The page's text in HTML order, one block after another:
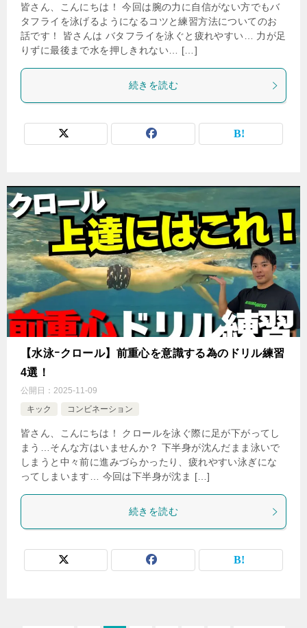
皆さん、こんにちは！ 今回は腕の力に自信がない方でもバ
タフライを泳げるようになるコツと練習方法についてのお
話です！ 皆さんは バタフライを泳ぐと疲れやすい… 力が足
りずに最後まで水を押しきれない… […]
続きを読む
【水泳ｰクロール】前重心を意識する為のドリル練習
4選！
公開日： 2025-11-09
キック
コンビネーション
皆さん、こんにちは！ クロールを泳ぐ際に足が下がってし
まう…そんな方はいませんか？ 下半身が沈んだまま泳いで
しまうと中々前に進みづらかったり、疲れやすい泳ぎにな
ってしまいます… 今回は下半身が沈ま […]
続きを読む